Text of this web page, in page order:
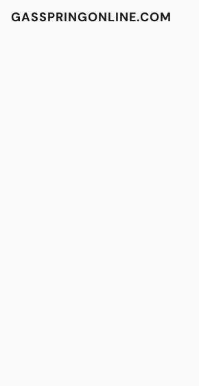
GASSPRINGONLINE.COM